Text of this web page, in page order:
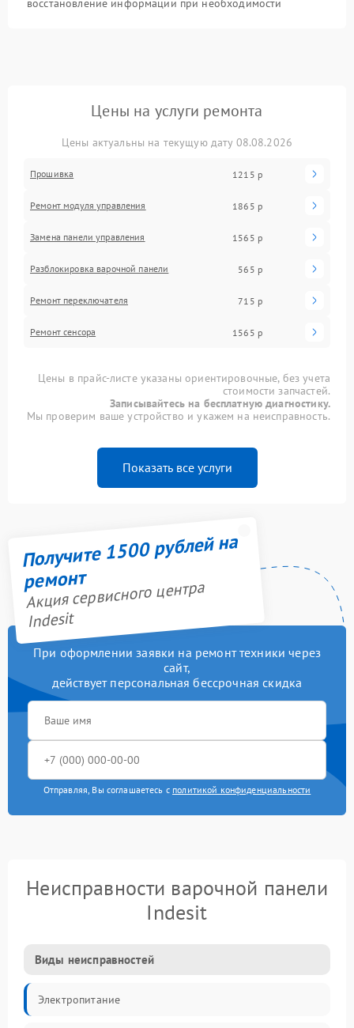
восстановление информации при необходимости
Цены на услуги ремонта
Цены актуальны на текущую дату 08.08.2026
Прошивка 1215 р
Ремонт модуля управления 1865 р
Замена панели управления 1565 р
Разблокировка варочной панели 565 р
Ремонт переключателя 715 р
Ремонт сенсора 1565 р
Цены в прайс-листе указаны ориентировочные, без учета
стоимости запчастей.
Записывайтесь на бесплатную диагностику.
Мы проверим ваше устройство и укажем на неисправность.
Показать все услуги
Получите 1500 рублей на
ремонт
Акция сервисного центра
Indesit
При оформлении заявки на ремонт техники через
сайт,
действует персональная бессрочная скидка
Отправляя, Вы соглашаетесь с политикой конфиденциальности
Неисправности варочной панели
Indesit
Виды неисправностей
Электропитание